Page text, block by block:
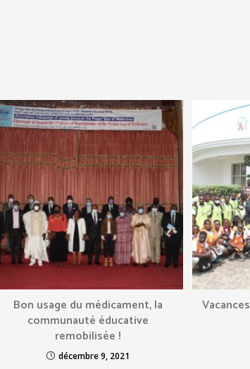
Bon usage du médicament, la
communauté éducative
remobilisée !
décembre 9, 2021